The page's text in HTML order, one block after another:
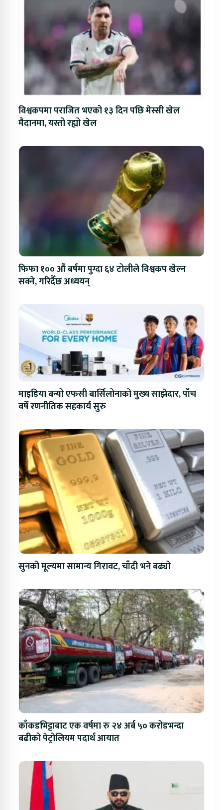
विश्वकपमा पराजित भएको १३ दिन पछि मेस्सी खेल
मैदानमा, यस्तो रह्यो खेल
फिफा १०० औं बर्षमा पुग्दा ६४ टोलीले विश्वकप खेल्न
सक्ने, गरिदैँछ अध्ययन्
माइडिया बन्यो एफसी बार्सिलोनाको मुख्य साझेदार, पाँच
वर्षे रणनीतिक सहकार्य सुरु
सुनको मूल्यमा सामान्य गिरावट, चाँदी भने बढ्यो
काँकडभिट्टाबाट एक वर्षमा रु २४ अर्ब ५० करोडभन्दा
बढीको पेट्रोलियम पदार्थ आयात